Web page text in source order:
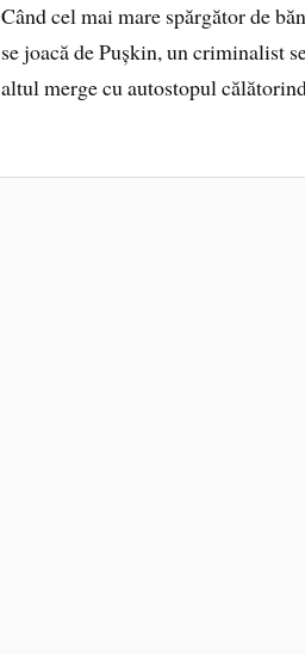
Când cel mai mare spărgător de
se joacă de Pușkin, un criminalist
altul merge cu autostopul